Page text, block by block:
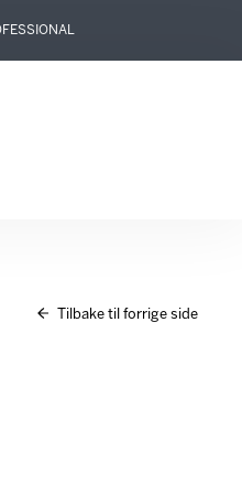
Tilbake til forrige side